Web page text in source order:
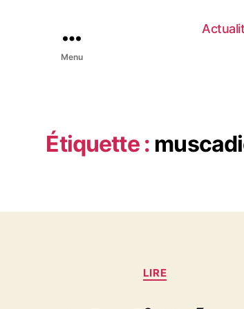
Menu
Étiquette :
C
a
LIRE